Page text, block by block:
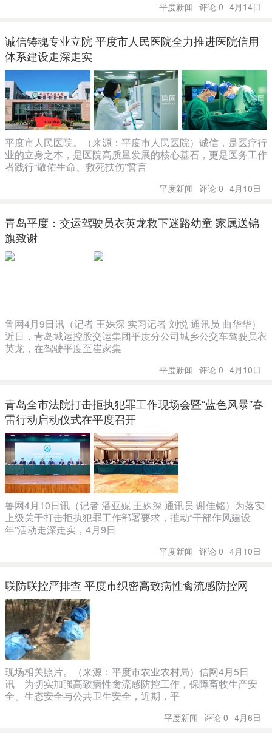
平度新闻 评论 0 4月14日
诚信铸魂专业立院 平度市人民医院全力推进医院信用
体系建设走深走实
平度市人民医院。（来源：平度市人民医院）诚信，是医疗行
业的立身之本，是医院高质量发展的核心基石，更是医务工作
者践行“敬佑生命、救死扶伤”誓言
平度新闻 评论 0 4月10日
青岛平度：交运驾驶员衣英龙救下迷路幼童 家属送锦
旗致谢
鲁网4月9日讯（记者 王姝深 实习记者 刘悦 通讯员 曲华华）
近日，青岛城运控股交运集团平度分公司城乡公交车驾驶员衣
英龙，在驾驶平度至崔家集
平度新闻 评论 0 4月10日
青岛全市法院打击拒执犯罪工作现场会暨“蓝色风暴”春
雷行动启动仪式在平度召开
鲁网4月10日讯（记者 潘亚妮 王姝深 通讯员 谢佳铭）为落实
上级关于打击拒执犯罪工作部署要求，推动“干部作风建设
年”活动走深走实，4月9日
平度新闻 评论 0 4月10日
联防联控严排查 平度市织密高致病性禽流感防控网
现场相关照片。（来源：平度市农业农村局）信网4月5日
讯 为切实加强高致病性禽流感防控工作，保障畜牧生产安
全、生态安全与公共卫生安全，近期，平
平度新闻 评论 0 4月6日